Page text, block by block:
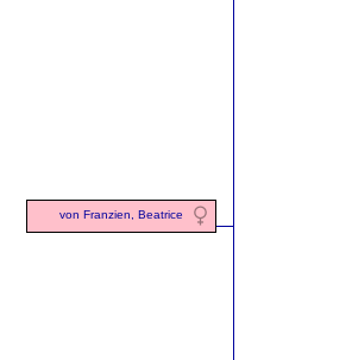
von Franzien, Beatrice